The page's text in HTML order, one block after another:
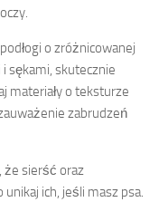
o zróżnicowanej
sękami, skutecznie
materiały o teksturze
zabrudzeń
że sierść oraz
ich, jeśli masz psa.